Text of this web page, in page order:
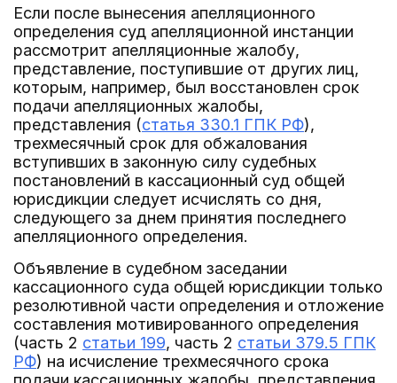
Если после вынесения апелляционного
определения суд апелляционной инстанции
рассмотрит апелляционные жалобу,
представление, поступившие от других лиц,
которым, например, был восстановлен срок
подачи апелляционных жалобы,
представления (статья 330.1 ГПК РФ),
трехмесячный срок для обжалования
вступивших в законную силу судебных
постановлений в кассационный суд общей
юрисдикции следует исчислять со дня,
следующего за днем принятия последнего
апелляционного определения.
Объявление в судебном заседании
кассационного суда общей юрисдикции только
резолютивной части определения и отложение
составления мотивированного определения
(часть 2 статьи 199, часть 2 статьи 379.5 ГПК
РФ) на исчисление трехмесячного срока